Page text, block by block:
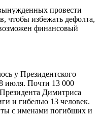
провести
чтобы избежать дефолта,
финансовый
у Президентского
июля. Почти 13 000
Димитриса
и гибелью 13 человек.
с именами погибших и